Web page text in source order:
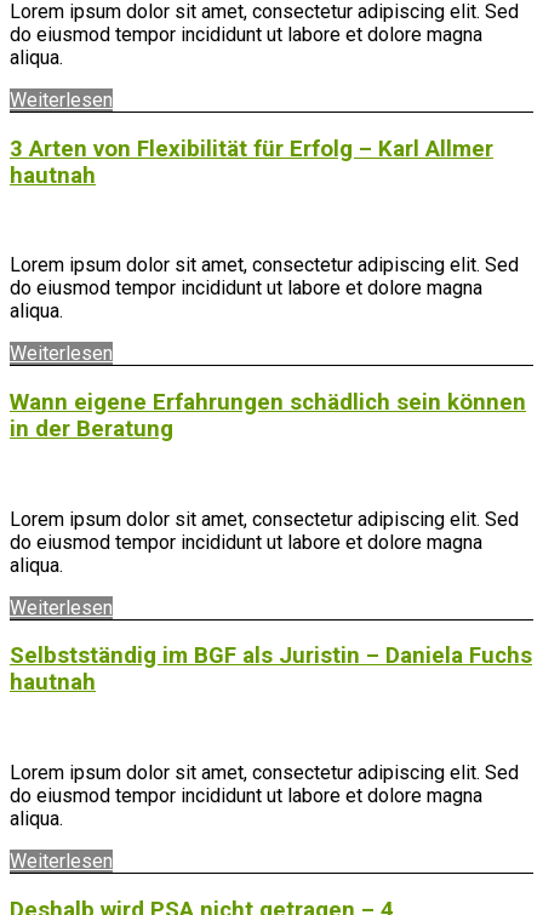
Lorem ipsum dolor sit amet, consectetur adipiscing elit. Sed
do eiusmod tempor incididunt ut labore et dolore magna
aliqua.
Weiterlesen
3 Arten von Flexibilität für Erfolg – Karl Allmer
hautnah
Lorem ipsum dolor sit amet, consectetur adipiscing elit. Sed
do eiusmod tempor incididunt ut labore et dolore magna
aliqua.
Weiterlesen
Wann eigene Erfahrungen schädlich sein können
in der Beratung
Lorem ipsum dolor sit amet, consectetur adipiscing elit. Sed
do eiusmod tempor incididunt ut labore et dolore magna
aliqua.
Weiterlesen
Selbstständig im BGF als Juristin – Daniela Fuchs
hautnah
Lorem ipsum dolor sit amet, consectetur adipiscing elit. Sed
do eiusmod tempor incididunt ut labore et dolore magna
aliqua.
Weiterlesen